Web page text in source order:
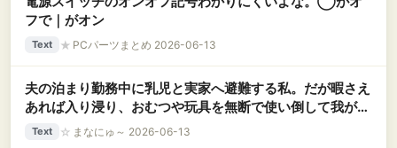
フで｜がオン
Text ★ PCパーツまとめ 2026-06-13
夫の泊まり勤務中に乳児と実家へ避難する私。だが暇さえ
あれば入り浸り、おむつや玩具を無断で使い倒して我が子
を放置＆お買い物へ出かける「寄生虫兄夫婦」のデリカシ
Text ☆ まなにゅ～ 2026-06-13